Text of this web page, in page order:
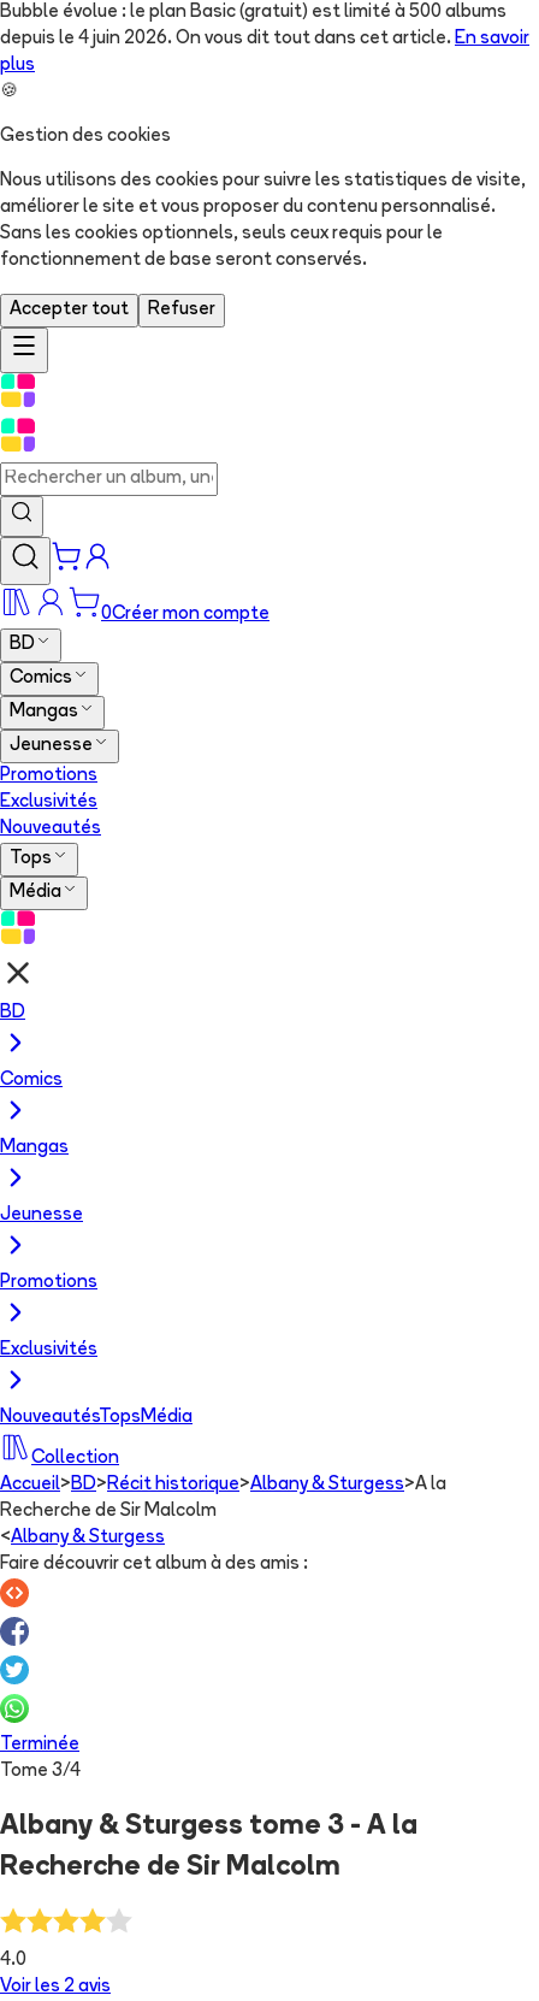
Bubble évolue : le plan Basic (gratuit) est limité à 500 albums
depuis le 4 juin 2026. On vous dit tout dans cet article. En savoir
plus
🍪
Gestion des cookies
Nous utilisons des cookies pour suivre les statistiques de visite,
améliorer le site et vous proposer du contenu personnalisé.
Sans les cookies optionnels, seuls ceux requis pour le
fonctionnement de base seront conservés.
Accepter tout Refuser
0Créer mon compte
BD
Comics
Mangas
Jeunesse
Promotions
Exclusivités
Nouveautés
Tops
Média
BD
Comics
Mangas
Jeunesse
Promotions
Exclusivités
NouveautésTops Média
Collection
Accueil> BD> Récit historique>Albany & Sturgess>A la
Recherche de Sir Malcolm
<Albany & Sturgess
Faire découvrir cet album à des amis :
Terminée
Tome 3/4
Albany & Sturgess tome 3 - A la
Recherche de Sir Malcolm
4.0
Voir les 2 avis